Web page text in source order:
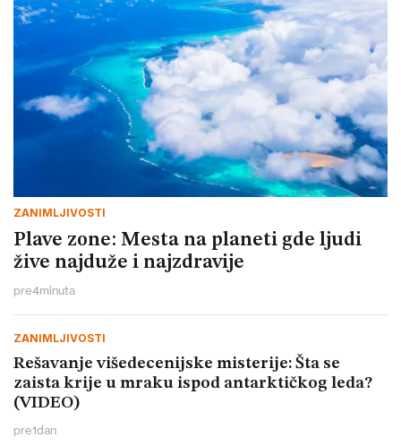
ZANIMLJIVOSTI
Plave zone: Mesta na planeti gde ljudi
žive najduže i najzdravije
pre4minuta
ZANIMLJIVOSTI
Rešavanje višedecenijske misterije: Šta se
zaista krije u mraku ispod antarktičkog leda?
(VIDEO)
pre1dan